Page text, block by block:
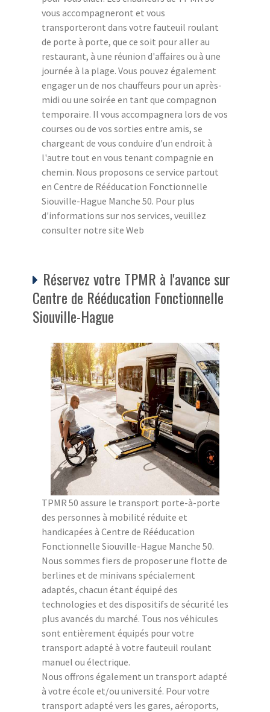
vous accompagneront et vous
transporteront dans votre fauteuil roulant
de porte à porte, que ce soit pour aller au
restaurant, à une réunion d'affaires ou à une
journée à la plage. Vous pouvez également
engager un de nos chauffeurs pour un après-
midi ou une soirée en tant que compagnon
temporaire. Il vous accompagnera lors de vos
courses ou de vos sorties entre amis, se
chargeant de vous conduire d'un endroit à
l'autre tout en vous tenant compagnie en
chemin. Nous proposons ce service partout
en Centre de Rééducation Fonctionnelle
Siouville-Hague Manche 50. Pour plus
d'informations sur nos services, veuillez
consulter notre site Web
Réservez votre TPMR à l'avance sur
Centre de Rééducation Fonctionnelle
Siouville-Hague
TPMR 50 assure le transport porte-à-porte
des personnes à mobilité réduite et
handicapées à Centre de Rééducation
Fonctionnelle Siouville-Hague Manche 50.
Nous sommes fiers de proposer une flotte de
berlines et de minivans spécialement
adaptés, chacun étant équipé des
technologies et des dispositifs de sécurité les
plus avancés du marché. Tous nos véhicules
sont entièrement équipés pour votre
transport adapté à votre fauteuil roulant
manuel ou électrique.
Nous offrons également un transport adapté
à votre école et/ou université. Pour votre
transport adapté vers les gares, aéroports,